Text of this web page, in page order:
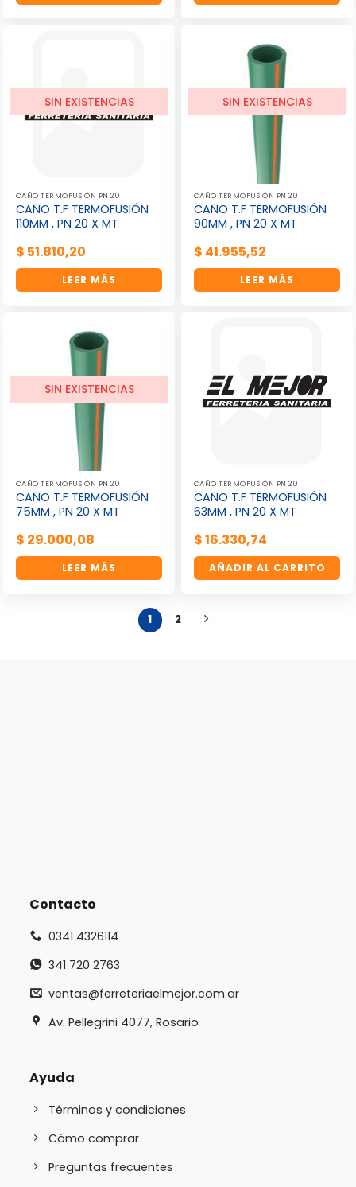
SIN EXISTENCIAS
CAÑO TERMOFUSIÓN PN 20
CAÑO T.F TERMOFUSIÓN
110MM , PN 20 X MT
$ 51.810,20
LEER MÁS
SIN EXISTENCIAS
CAÑO TERMOFUSIÓN PN 20
CAÑO T.F TERMOFUSIÓN
90MM , PN 20 X MT
$ 41.955,52
LEER MÁS
SIN EXISTENCIAS
CAÑO TERMOFUSIÓN PN 20
CAÑO T.F TERMOFUSIÓN
75MM , PN 20 X MT
$ 29.000,08
LEER MÁS
CAÑO TERMOFUSIÓN PN 20
CAÑO T.F TERMOFUSIÓN
63MM , PN 20 X MT
$16.330,74
AÑADIR AL CARRITO
1 2
Contacto
0341 4326114
341 720 2763
ventas@ferreteriaelmejor.com.ar
Av. Pellegrini 4077, Rosario
Ayuda
Términos y condiciones
Cómo comprar
Preguntas frecuentes